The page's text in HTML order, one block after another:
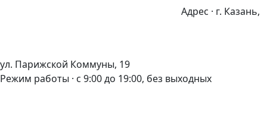
Адрес · г. Казань,
ул. Парижской Коммуны, 19
Режим работы · с 9:00 до 19:00, без выходных